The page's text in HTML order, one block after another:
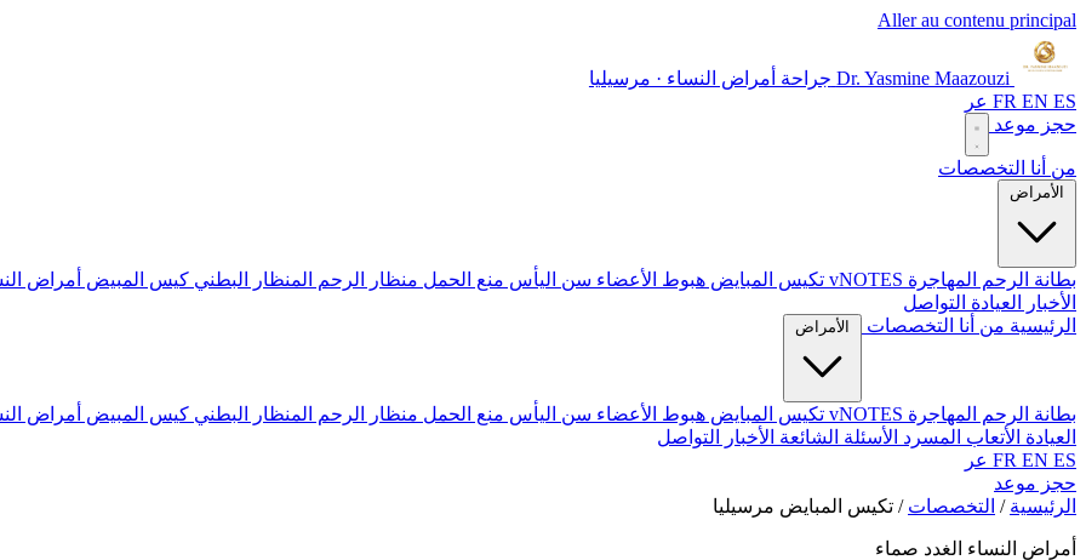
Aller au contenu principal
Dr. Yasmine Maazouzi جراحة أمراض النساء · مرسيليا
FR EN ES
عر
حجز موعد
من أنا التخصصات
الأمراض
بطانة الرحم المهاجرة vNOTES تكيس المبايض هبوط الأعضاء سن اليأس منع الحمل منظار الرحم المنظار البطني كيس المبيض أمراض
الأخبار
العيادة التواصل
الرئيسية من أنا التخصصات الأمراض
بطانة الرحم المهاجرة vNOTES تكيس المبايض هبوط الأعضاء سن اليأس منع الحمل منظار الرحم المنظار البطني كيس المبيض أمراض
العيادة الأتعاب المسرد الأسئلة الشائعة الأخبار
التواصل
FR EN ES
عر
حجز موعد
الرئيسية / التخصصات / تكيس المبايض مرسيليا
أمراض النساء الغدد صماء